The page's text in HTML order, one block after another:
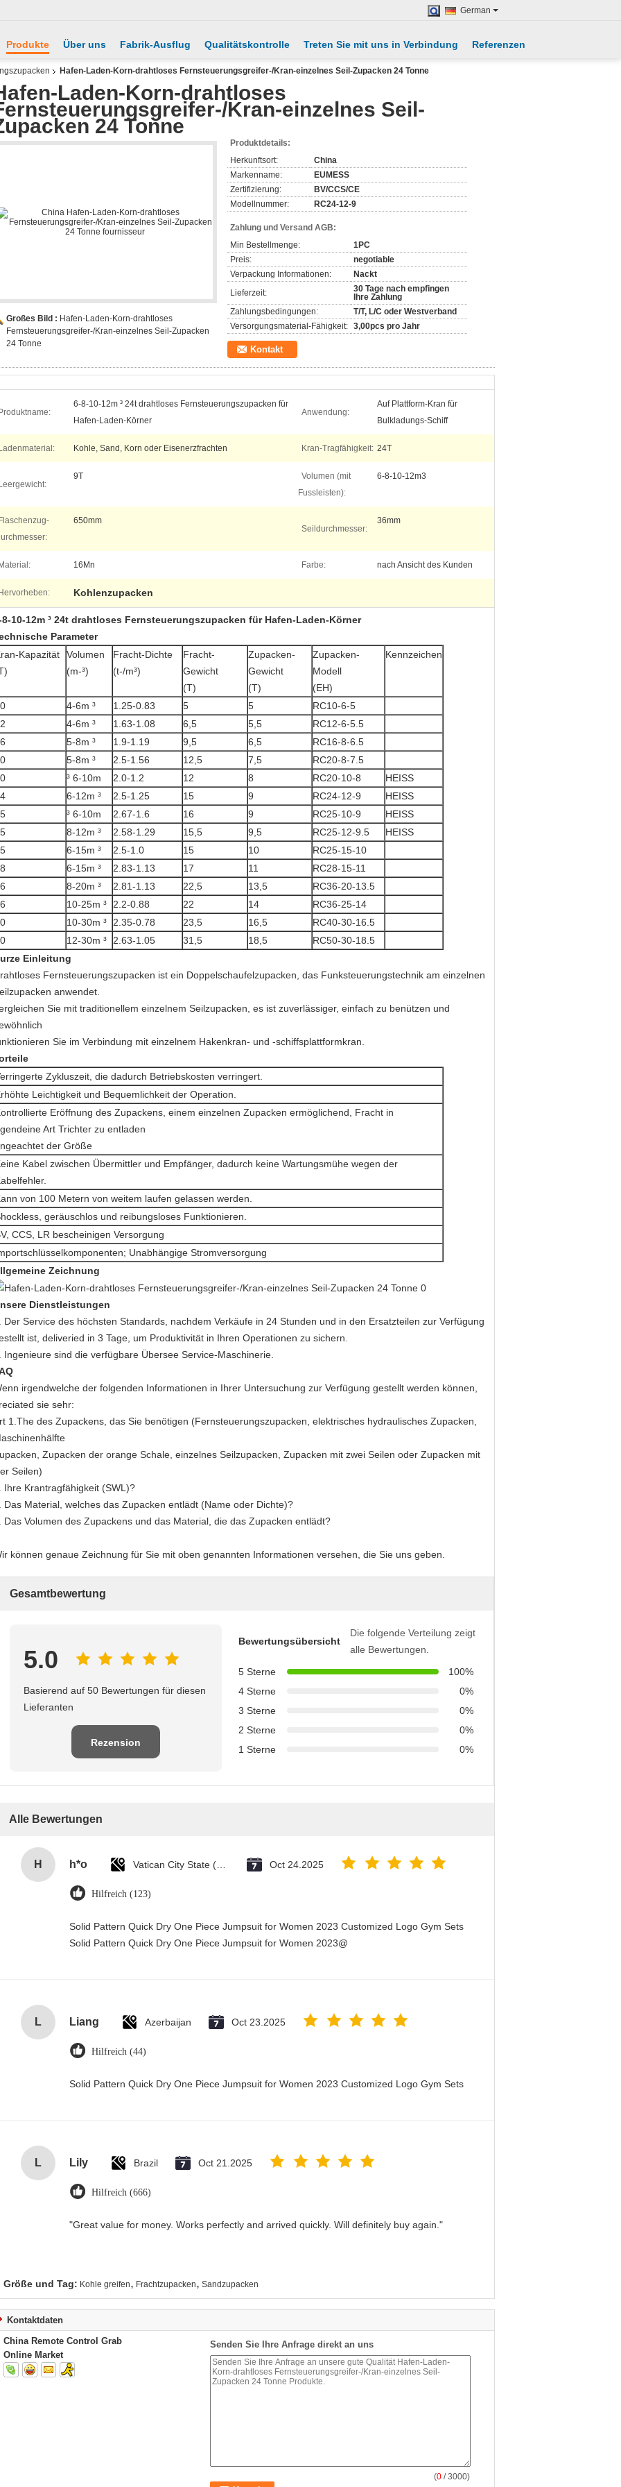
German
Produkte Über uns Fabrik-Ausflug Qualitätskontrolle Treten Sie mit uns in Verbindung Referenzen
Hafen-Laden-Korn-drahtloses Fernsteuerungsgreifer-/Kran-einzelnes Seil-Zupacken 24 Tonne
Laden-Korn-drahtloses
Kran-einzelnes Seil-
24 Tonne
Großes Bild : Hafen-Laden-Korn-drahtloses
Fernsteuerungsgreifer-/Kran-einzelnes Seil-Zupacken
24 Tonne
Produktdetails:
Herkunftsort:
China
Markenname:
EUMESS
Zertifizierung:
BV/CCS/CE
Modellnummer:
RC24-12-9
Zahlung und Versand AGB:
Min Bestellmenge:
1PC
Preis:
negotiable
Verpackung Informationen:
Nackt
Lieferzeit:
30 Tage nach empfingen
Ihre Zahlung
Zahlungsbedingungen:
T/T, L/C oder Westverband
Versorgungsmaterial-Fähigkeit: 3,00pcs pro Jahr
Kontakt
6-8-10-12m ³ 24t drahtloses Fernsteuerungszupacken für
Hafen-Laden-Körner
Anwendung:
Auf Plattform-Kran für
Bulkladungs-Schiff
Kohle, Sand, Korn oder Eisenerzfrachten Kran-Tragfähigkeit: 24T
9T
Volumen (mit
Fussleisten):
6-8-10-12m3
650mm
Seildurchmesser:
36mm
16Mn Farbe: nach Ansicht des Kunden
Kohlenzupacken
8-10-12m ³ 24t drahtloses Fernsteuerungszupacken für Hafen-Laden-Körner
Parameter
Kapazität
Volumen
(m-³)
Fracht-Dichte
(t-/m³)
Fracht-
Gewicht
(T)
Zupacken-
Gewicht
(T)
Zupacken-
Modell
(EH)
Kennzeichen
4-6m ³ 1.25-0.83 5 5
RC10-6-5
4-6m ³ 1.63-1.08 6,5 5,5
RC12-6-5.5
5-8m ³ 1.9-1.19 9,5 6,5
RC16-8-6.5
5-8m ³ 2.5-1.56 12,5 7,5
RC20-8-7.5
³ 6-10m 2.0-1.2 12 8 RC20-10-8
HEISS
6-12m ³ 2.5-1.25 15 9 RC24-12-9
HEISS
³ 6-10m 2.67-1.6 16 9 RC25-10-9
HEISS
8-12m ³ 2.58-1.29 15,5 9,5 RC25-12-9.5
HEISS
6-15m ³ 2.5-1.0 15 10
RC25-15-10
6-15m ³ 2.83-1.13 17 11
RC28-15-11
8-20m ³ 2.81-1.13 22,5 13,5
RC36-20-13.5
10-25m ³ 2.2-0.88 22 14
RC36-25-14
10-30m ³ 2.35-0.78 23,5 16,5
RC40-30-16.5
12-30m ³ 2.63-1.05 31,5 18,5
RC50-30-18.5
Einleitung
Fernsteuerungszupacken ist ein Doppelschaufelzupacken, das Funksteuerungstechnik am einzelnen
anwendet.
Sie mit traditionellem einzelnem Seilzupacken, es ist zuverlässiger, einfach zu benützen und
Sie im Verbindung mit einzelnem Hakenkran- und -schiffsplattformkran.
Zykluszeit, die dadurch Betriebskosten verringert.
Leichtigkeit und Bequemlichkeit der Operation.
Eröffnung des Zupackens, einem einzelnen Zupacken ermöglichend, Fracht in
Art Trichter zu entladen
der Größe
Kabel zwischen Übermittler und Empfänger, dadurch keine Wartungsmühe wegen der
von 100 Metern von weitem laufen gelassen werden.
geräuschlos und reibungsloses Funktionieren.
CCS, LR bescheinigen Versorgung
Unabhängige Stromversorgung
Zeichnung
Dienstleistungen
Der Service des höchsten Standards, nachdem Verkäufe in 24 Stunden und in den Ersatzteilen zur Verfügung
ist, deliveried in 3 Tage, um Produktivität in Ihren Operationen zu sichern.
Ingenieure sind die verfügbare Übersee Service-Maschinerie.
irgendwelche der folgenden Informationen in Ihrer Untersuchung zur Verfügung gestellt werden können,
sie sehr:
1.The des Zupackens, das Sie benötigen (Fernsteuerungszupacken, elektrisches hydraulisches Zupacken,
Zupacken der orange Schale, einzelnes Seilzupacken, Zupacken mit zwei Seilen oder Zupacken mit
Seilen)
Ihre Krantragfähigkeit (SWL)?
Das Material, welches das Zupacken entlädt (Name oder Dichte)?
Das Volumen des Zupackens und das Material, die das Zupacken entlädt?
können genaue Zeichnung für Sie mit oben genannten Informationen versehen, die Sie uns geben.
Gesamtbewertung
5.0
Basierend auf 50 Bewertungen für diesen
Lieferanten
Rezension
Bewertungsübersicht
Die folgende Verteilung zeigt
alle Bewertungen.
5 Sterne
100%
4 Sterne
0%
3 Sterne
0%
2 Sterne
0%
1 Sterne
0%
Alle Bewertungen
H h*o Vatican City State (Holy See) Oct 24.2025
Hilfreich (123)
Solid Pattern Quick Dry One Piece Jumpsuit for Women 2023 Customized Logo Gym Sets
Solid Pattern Quick Dry One Piece Jumpsuit for Women 2023@
L Liang Azerbaijan Oct 23.2025
Hilfreich (44)
Solid Pattern Quick Dry One Piece Jumpsuit for Women 2023 Customized Logo Gym Sets
L Lily Brazil Oct 21.2025
Hilfreich (666)
"Great value for money. Works perfectly and arrived quickly. Will definitely buy again."
Größe und Tag: Kohle greifen, Frachtzupacken, Sandzupacken
Kontaktdaten
China Remote Control Grab
Online Market
Senden Sie Ihre Anfrage direkt an uns
(0 / 3000)